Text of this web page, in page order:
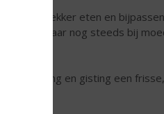
met lekker eten en
en 34 jaar nog steeds bij
na persing en gisting een